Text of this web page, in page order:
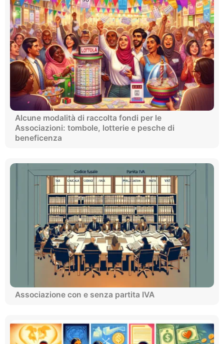
Alcune modalità di raccolta fondi per le
Associazioni: tombole, lotterie e pesche di
beneficenza
Associazione con e senza partita IVA